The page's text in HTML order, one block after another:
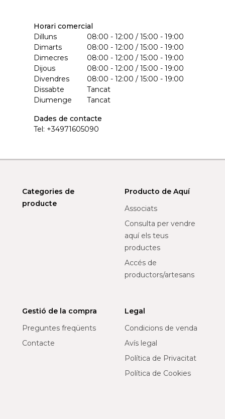
Horari comercial
Dilluns
08:00 - 12:00 / 15:00 - 19:00
Dimarts
08:00 - 12:00 / 15:00 - 19:00
Dimecres
08:00 - 12:00 / 15:00 - 19:00
Dijous
08:00 - 12:00 / 15:00 - 19:00
Divendres
08:00 - 12:00 / 15:00 - 19:00
Dissabte
Tancat
Diumenge
Tancat
Dades de contacte
Tel: +34971605090
Categories de
producte
Producto de Aquí
Associats
Consulta per vendre
aquí els teus
productes
Accés de
productors/artesans
Gestió de la compra
Preguntes freqüents
Contacte
Legal
Condicions de venda
Avís legal
Política de Privacitat
Política de Cookies